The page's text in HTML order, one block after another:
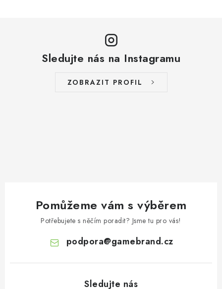
Sledujte nás na Instagramu
ZOBRAZIT PROFIL
Pomůžeme vám s výběrem
Potřebujete s něčím poradit? Jsme tu pro vás!
podpora@gamebrand.cz